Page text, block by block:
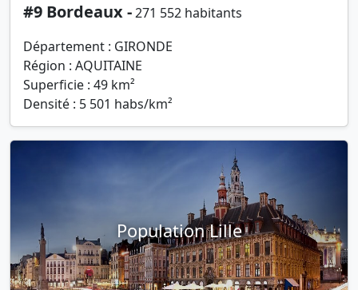
#9 Bordeaux -271 552 habitants
Département : GIRONDE
Région : AQUITAINE
Superficie : 49 km²
Densité : 5 501 habs/km²
Population Lille